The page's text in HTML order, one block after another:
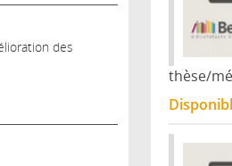
des Fruits et Légumes
des
thèse/